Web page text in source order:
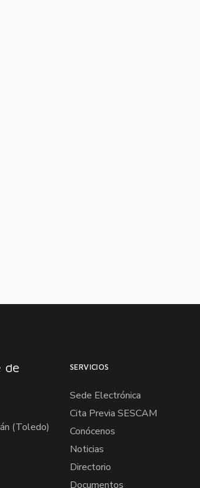
de
(Toledo)
SERVICIOS
Sede Electrónica
Cita Previa SESCAM
Conócenos
Noticias
Directorio
Documentos